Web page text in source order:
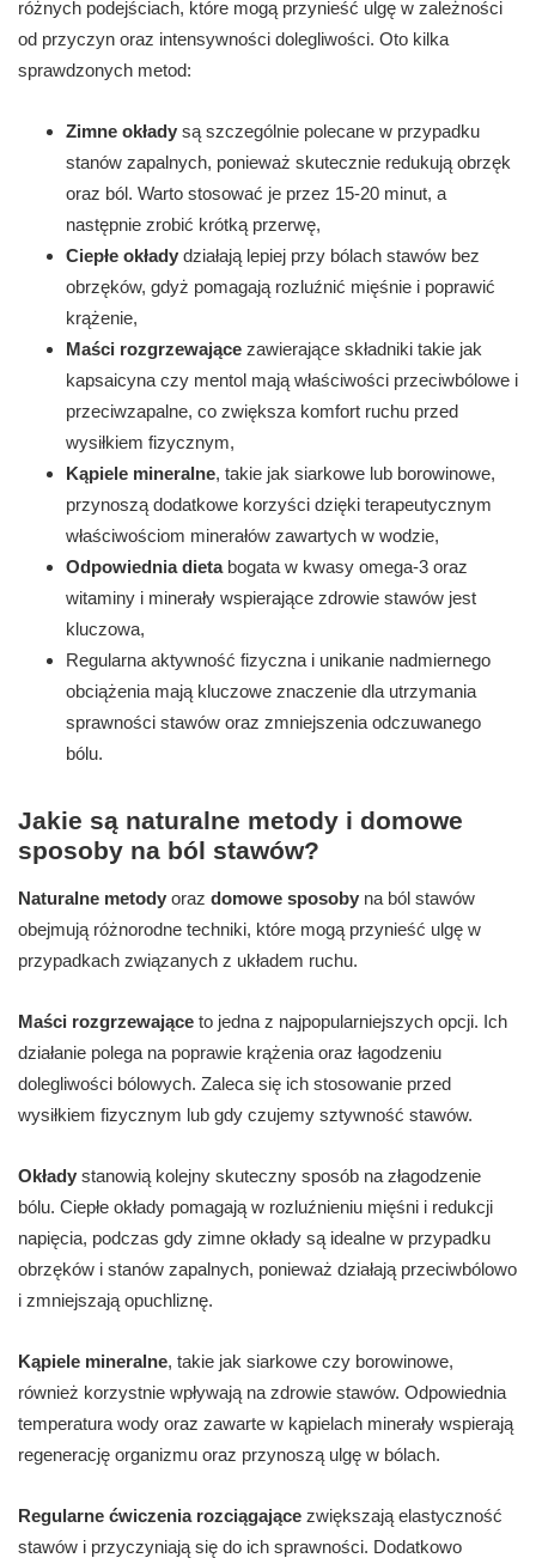
różnych podejściach, które mogą przynieść ulgę w zależności
od przyczyn oraz intensywności dolegliwości. Oto kilka
sprawdzonych metod:
Zimne okłady są szczególnie polecane w przypadku
stanów zapalnych, ponieważ skutecznie redukują obrzęk
oraz ból. Warto stosować je przez 15-20 minut, a
następnie zrobić krótką przerwę,
Ciepłe okłady działają lepiej przy bólach stawów bez
obrzęków, gdyż pomagają rozluźnić mięśnie i poprawić
krążenie,
Maści rozgrzewające zawierające składniki takie jak
kapsaicyna czy mentol mają właściwości przeciwbólowe i
przeciwzapalne, co zwiększa komfort ruchu przed
wysiłkiem fizycznym,
Kąpiele mineralne, takie jak siarkowe lub borowinowe,
przynoszą dodatkowe korzyści dzięki terapeutycznym
właściwościom minerałów zawartych w wodzie,
Odpowiednia dietabogata w kwasy omega-3 oraz
witaminy i minerały wspierające zdrowie stawów jest
kluczowa,
Regularna aktywność fizyczna i unikanie nadmiernego
obciążenia mają kluczowe znaczenie dla utrzymania
sprawności stawów oraz zmniejszenia odczuwanego
bólu.
Jakie są naturalne metody i domowe
sposoby na ból stawów?
Naturalne metody oraz domowe sposoby na ból stawów
obejmują różnorodne techniki, które mogą przynieść ulgę w
przypadkach związanych z układem ruchu.
Maści rozgrzewające to jedna z najpopularniejszych opcji. Ich
działanie polega na poprawie krążenia oraz łagodzeniu
dolegliwości bólowych. Zaleca się ich stosowanie przed
wysiłkiem fizycznym lub gdy czujemy sztywność stawów.
Okłady stanowią kolejny skuteczny sposób na złagodzenie
bólu. Ciepłe okłady pomagają w rozluźnieniu mięśni i redukcji
napięcia, podczas gdy zimne okłady są idealne w przypadku
obrzęków i stanów zapalnych, ponieważ działają przeciwbólowo
i zmniejszają opuchliznę.
Kąpiele mineralne, takie jak siarkowe czy borowinowe,
również korzystnie wpływają na zdrowie stawów. Odpowiednia
temperatura wody oraz zawarte w kąpielach minerały wspierają
regenerację organizmu oraz przynoszą ulgę w bólach.
Regularne ćwiczenia rozciągające zwiększają elastyczność
stawów i przyczyniają się do ich sprawności. Dodatkowo